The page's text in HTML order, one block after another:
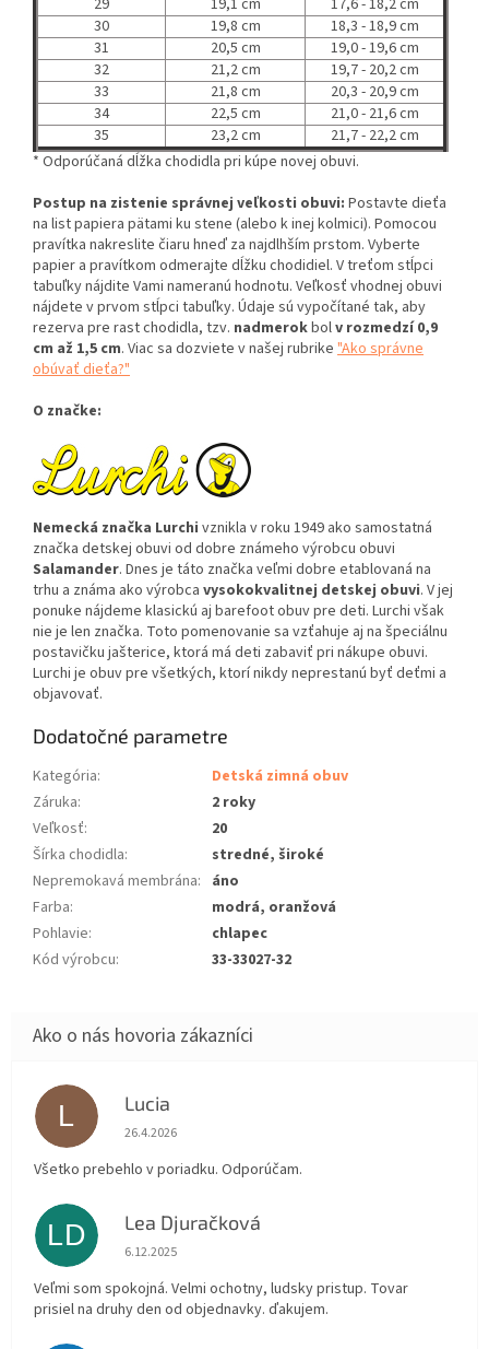
29 19,1 cm
17,6 - 18,2 cm
30
19,8 cm
18,3 - 18,9 cm
31
20,5 cm
19,0 - 19,6 cm
32
21,2 cm
19,7 - 20,2 cm
33
21,8 cm
20,3 - 20,9 cm
34
22,5 cm
21,0 - 21,6 cm
35
23,2 cm
21,7 - 22,2 cm
* Odporúčaná dĺžka chodidla pri kúpe novej obuvi.
Postup na zistenie správnej veľkosti obuvi: Postavte dieťa
na list papiera pätami ku stene (alebo k inej kolmici). Pomocou
pravítka nakreslite čiaru hneď za najdlhším prstom. Vyberte
papier a pravítkom odmerajte dĺžku chodidiel. V treťom stĺpci
tabuľky nájdite Vami nameranú hodnotu. Veľkosť vhodnej obuvi
nájdete v prvom stĺpci tabuľky. Údaje sú vypočítané tak, aby
rezerva pre rast chodidla, tzv. nadmerokbolv rozmedzí 0,9
cm až 1,5 cm. Viac sa dozviete v našej rubrike "Ako správne
obúvať dieťa?"
O značke:
Nemecká značka Lurchi vznikla v roku 1949 ako samostatná
značka detskej obuvi od dobre známeho výrobcu obuvi
Salamander. Dnes je táto značka veľmi dobre etablovaná na
trhu a známa ako výrobca vysokokvalitnej detskej obuvi. V jej
ponuke nájdeme klasickú aj barefoot obuv pre deti. Lurchi však
nie je len značka. Toto pomenovanie sa vzťahuje aj na špeciálnu
postavičku jašterice, ktorá má deti zabaviť pri nákupe obuvi.
Lurchi je obuv pre všetkých, ktorí nikdy neprestanú byť deťmi a
objavovať.
Dodatočné parametre
Kategória:
Detská zimná obuv
Záruka:
2 roky
Veľkosť:
20
Šírka chodidla:
stredné, široké
Nepremokavá membrána: áno
Farba:
modrá, oranžová
Pohlavie:
chlapec
Kód výrobcu: 33-33027-32
L Lucia
Hodnotenie obchodu je 5 z 5 hviezdičiek.
26.4.2026
Všetko prebehlo v poriadku. Odporúčam.
LD Lea Djuračková
Hodnotenie obchodu je 5 z 5 hviezdičiek.
6.12.2025
Veľmi som spokojná. Velmi ochotny, ludsky pristup. Tovar
prisiel na druhy den od objednavky. ďakujem.